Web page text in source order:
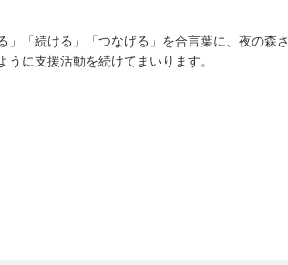
「続ける」「つなげる」を合言葉に、夜の森さ
に支援活動を続けてまいります。